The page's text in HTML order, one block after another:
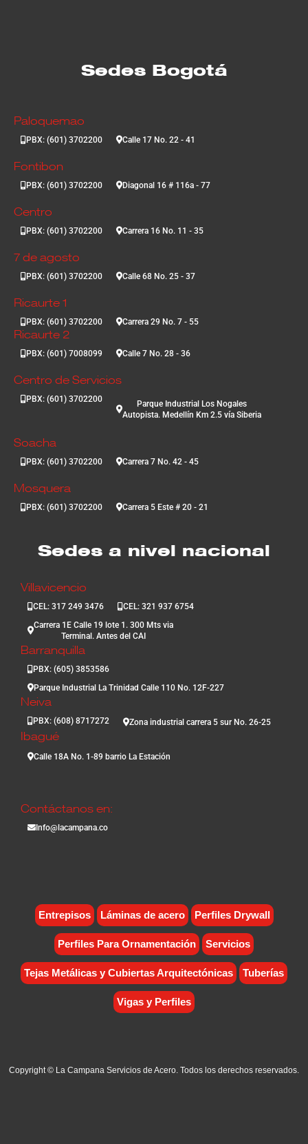
Sedes Bogotá
Paloquemao
PBX: (601) 3702200 Calle 17 No. 22 - 41
Fontibon
PBX: (601) 3702200 Diagonal 16 # 116a - 77
Centro
PBX: (601) 3702200 Carrera 16 No. 11 - 35
7 de agosto
PBX: (601) 3702200 Calle 68 No. 25 - 37
Ricaurte 1
PBX: (601) 3702200 Carrera 29 No. 7 - 55
Ricaurte 2
PBX: (601) 7008099 Calle 7 No. 28 - 36
Centro de Servicios
PBX: (601) 3702200
Parque Industrial Los Nogales
Autopista. Medellín Km 2.5 vía Siberia
Soacha
PBX: (601) 3702200 Carrera 7 No. 42 - 45
Mosquera
PBX: (601) 3702200 Carrera 5 Este # 20 - 21
Sedes a nivel nacional
Villavicencio
CEL: 317 249 3476
CEL: 321 937 6754
Carrera 1E Calle 19 lote 1. 300 Mts via
Terminal. Antes del CAI
Barranquilla
PBX: (605) 3853586
Parque Industrial La Trinidad Calle 110 No. 12F-227
Neiva
PBX: (608) 8717272 Zona industrial carrera 5 sur No. 26-25
Ibagué
Calle 18A No. 1-89 barrio La Estación
Contáctanos en:
Info@lacampana.co
Entrepisos Láminas de acero Perfiles Drywall
Perfiles Para Ornamentación Servicios
Tejas Metálicas y Cubiertas Arquitectónicas Tuberías
Vigas y Perfiles
Copyright © La Campana Servicios de Acero. Todos los derechos reservados.